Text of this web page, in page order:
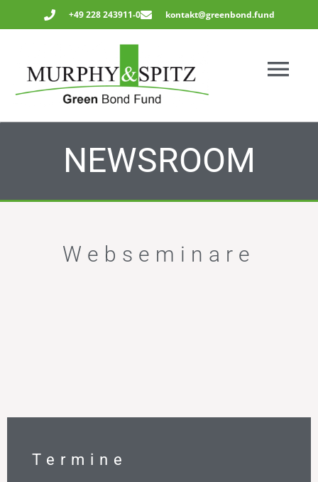
+49 228 243911-0 kontakt@greenbond.fund
Main
Menu
NEWSROOM
Webseminare
Termine